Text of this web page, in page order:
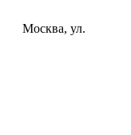
Москва, ул.